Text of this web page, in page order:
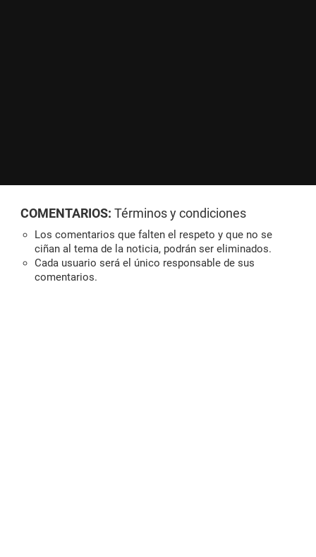
COMENTARIOS: Términos y condiciones
Los comentarios que falten el respeto y que no se
ciñan al tema de la noticia, podrán ser eliminados.
Cada usuario será el único responsable de sus
comentarios.